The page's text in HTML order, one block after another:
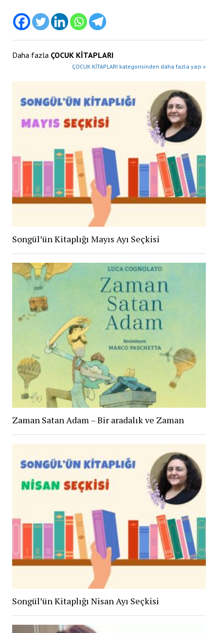
Daha fazla ÇOCUK KİTAPLARI
ÇOCUK KİTAPLARI kategorisinden daha fazla yazı »
Songül’ün Kitaplığı Mayıs Ayı Seçkisi
Zaman Satan Adam – Bir aradalık ve Zaman
Songül’ün Kitaplığı Nisan Ayı Seçkisi